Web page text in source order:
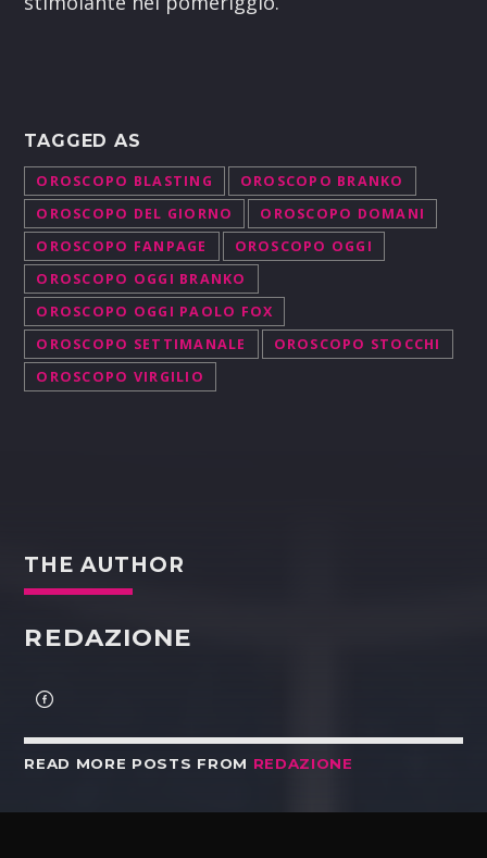
TAGGED AS
OROSCOPO BLASTING
OROSCOPO BRANKO
OROSCOPO DEL GIORNO
OROSCOPO DOMANI
OROSCOPO FANPAGE
OROSCOPO OGGI
OROSCOPO OGGI BRANKO
OROSCOPO OGGI PAOLO FOX
OROSCOPO SETTIMANALE
OROSCOPO STOCCHI
OROSCOPO VIRGILIO
THE AUTHOR
REDAZIONE
READ MORE POSTS FROM REDAZIONE